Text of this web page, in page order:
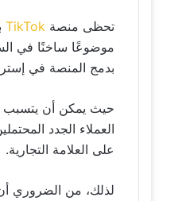
تحظى منصة TikTok
موضوعًا ساخنًا في
بدمج المنصة في
حيث يمكن أن يتسبب
العملاء الجدد
على العلامة التجارية.
لذلك، من الضروري